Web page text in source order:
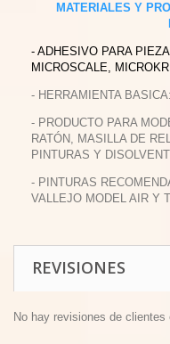
MATERIALES Y
- ADHESIVO PARA
MICROSCALE,
- HERRAMIENTA
- PRODUCTO PARA
RATÓN, MASILLA DE
PINTURAS Y
- PINTURAS
VALLEJO MODEL AIR Y
REVISIONES
No hay revisiones de